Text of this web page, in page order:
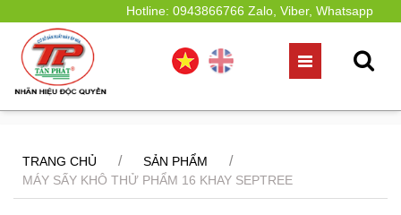
Hotline: 0943866766 Zalo, Viber, Whatsapp
TRANG CHỦ / SẢN PHẨM /
MÁY SẤY KHÔ THỬ PHẨM 16 KHAY SEPTREE